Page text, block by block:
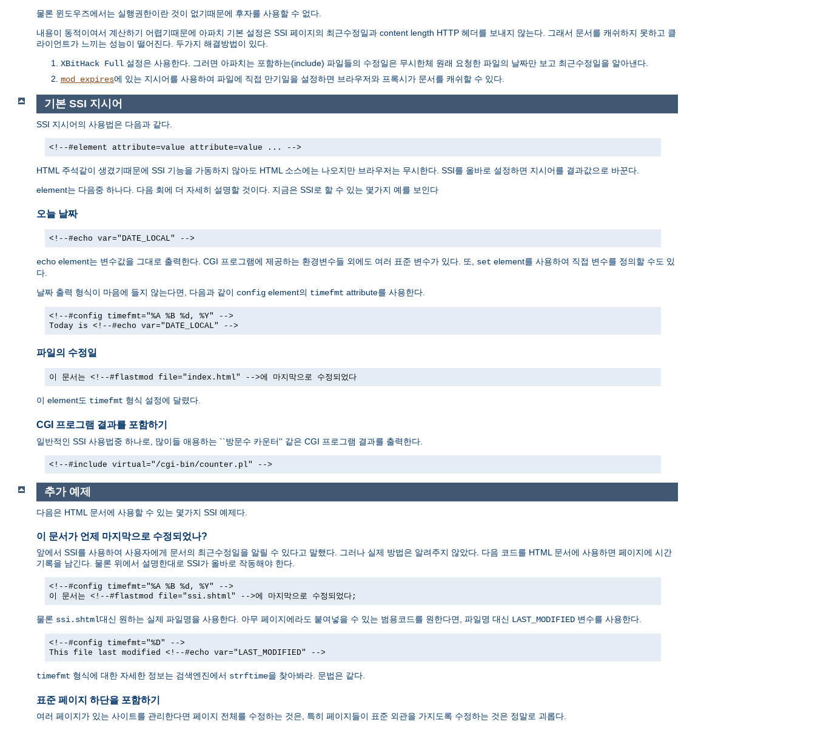
물론 윈도우즈에서는 실행권한이란 것이 없기때문에 후자를 사용할 수 없다.
내용이 동적이여서 계산하기 어렵기때문에 아파치 기본 설정은 SSI 페이지의 최근수정일과 content length HTTP 헤더를 보내지 않는다. 그래서 문서를 캐쉬하지 못하고 클
라이언트가 느끼는 성능이 떨어진다. 두가지 해결방법이 있다.
XBitHack Full 설정은 사용한다. 그러면 아파치는 포함하는(include) 파일들의 수정일은 무시한체 원래 요청한 파일의 날짜만 보고 최근수정일을 알아낸다.
mod_expires에 있는 지시어를 사용하여 파일에 직접 만기일을 설정하면 브라우저와 프록시가 문서를 캐쉬할 수 있다.
기본 SSI 지시어
SSI 지시어의 사용법은 다음과 같다.
<!--#element attribute=value attribute=value ... -->
HTML 주석같이 생겼기때문에 SSI 기능을 가동하지 않아도 HTML 소스에는 나오지만 브라우저는 무시한다. SSI를 올바로 설정하면 지시어를 결과값으로 바꾼다.
element는 다음중 하나다. 다음 회에 더 자세히 설명할 것이다. 지금은 SSI로 할 수 있는 몇가지 예를 보인다
오늘 날짜
<!--#echo var="DATE_LOCAL" -->
echo element는 변수값을 그대로 출력한다. CGI 프로그램에 제공하는 환경변수들 외에도 여러 표준 변수가 있다. 또, set element를 사용하여 직접 변수를 정의할 수도 있
다.
날짜 출력 형식이 마음에 들지 않는다면, 다음과 같이 config element의 timefmt attribute를 사용한다.
<!--#config timefmt="%A %B %d, %Y" -->
Today is <!--#echo var="DATE_LOCAL" -->
파일의 수정일
이 문서는 <!--#flastmod file="index.html" -->에 마지막으로 수정되었다
이 element도 timefmt 형식 설정에 달렸다.
CGI 프로그램 결과를 포함하기
일반적인 SSI 사용법중 하나로, 많이들 애용하는 ``방문수 카운터'' 같은 CGI 프로그램 결과를 출력한다.
<!--#include virtual="/cgi-bin/counter.pl" -->
추가 예제
다음은 HTML 문서에 사용할 수 있는 몇가지 SSI 예제다.
이 문서가 언제 마지막으로 수정되었나?
앞에서 SSI를 사용하여 사용자에게 문서의 최근수정일을 알릴 수 있다고 말했다. 그러나 실제 방법은 알려주지 않았다. 다음 코드를 HTML 문서에 사용하면 페이지에 시간
기록을 남긴다. 물론 위에서 설명한대로 SSI가 올바로 작동해야 한다.
<!--#config timefmt="%A %B %d, %Y" -->
이 문서는 <!--#flastmod file="ssi.shtml" -->에 마지막으로 수정되었다;
물론 ssi.shtml대신 원하는 실제 파일명을 사용한다. 아무 페이지에라도 붙여넣을 수 있는 범용코드를 원한다면, 파일명 대신 LAST_MODIFIED 변수를 사용한다.
<!--#config timefmt="%D" -->
This file last modified <!--#echo var="LAST_MODIFIED" -->
timefmt 형식에 대한 자세한 정보는 검색엔진에서 strftime을 찾아봐라. 문법은 같다.
표준 페이지 하단을 포함하기
여러 페이지가 있는 사이트를 관리한다면 페이지 전체를 수정하는 것은, 특히 페이지들이 표준 외관을 가지도록 수정하는 것은 정말로 괴롭다.